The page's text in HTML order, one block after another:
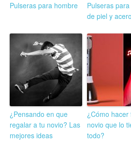
Pulseras para hombre
Pulseras
de piel y acero
¿Pensando en que
regalar a tu novio? Las
mejores ideas
¿Cómo hacer
novio que lo
todo?